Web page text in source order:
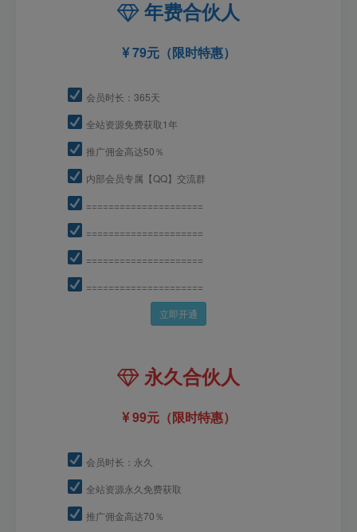
年费合伙人
79元（限时特惠）
会员时长：365天
全站资源免费获取1年
推广佣金高达50％
内部会员专属【QQ】交流群
=====================
=====================
=====================
=====================
立即开通
永久合伙人
99元（限时特惠）
会员时长：永久
全站资源永久免费获取
推广佣金高达70％